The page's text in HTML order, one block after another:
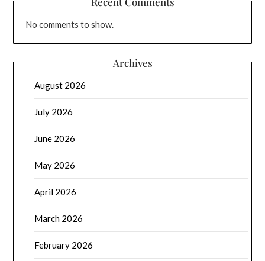
No comments to show.
Archives
August 2026
July 2026
June 2026
May 2026
April 2026
March 2026
February 2026